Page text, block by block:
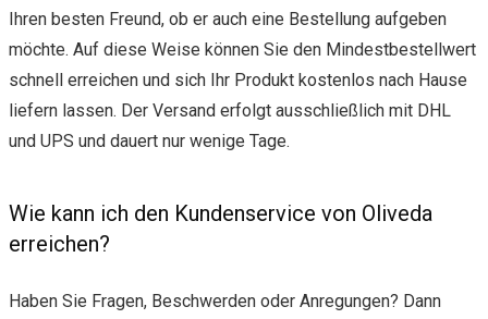
Ihren besten Freund, ob er auch eine Bestellung aufgeben
möchte. Auf diese Weise können Sie den Mindestbestellwert
schnell erreichen und sich Ihr Produkt kostenlos nach Hause
liefern lassen. Der Versand erfolgt ausschließlich mit DHL
und UPS und dauert nur wenige Tage.
Wie kann ich den Kundenservice von Oliveda
erreichen?
Haben Sie Fragen, Beschwerden oder Anregungen? Dann